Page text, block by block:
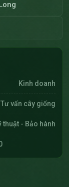
Kinh doanh
Tư vấn cây giống
thuật - Bảo hành